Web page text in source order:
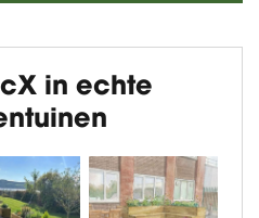
in echte